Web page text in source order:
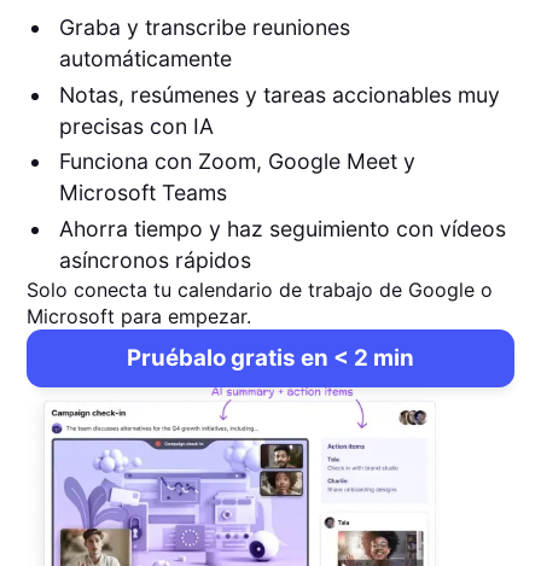
Graba y transcribe reuniones
automáticamente
Notas, resúmenes y tareas accionables muy
precisas con IA
Funciona con Zoom, Google Meet y
Microsoft Teams
Ahorra tiempo y haz seguimiento con vídeos
asíncronos rápidos
Solo conecta tu calendario de trabajo de Google o
Microsoft para empezar.
Pruébalo gratis en < 2 min